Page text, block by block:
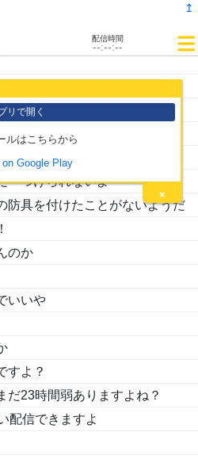
↥
リで開く
ルはこちらから
×
配信時間
--:--:--
さないと
個作ってー
めに防具をつくったよ
つけられないよ
防具を付けたことがないようだ
のか
いいや
すよ？
だ23時間弱ありますよね？
配信できますよ